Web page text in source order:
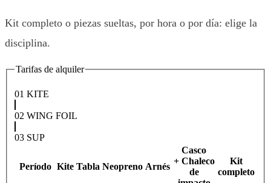
Kit completo o piezas sueltas, por hora o por día: elige la
disciplina.
Tarifas de alquiler
01 KITE
02 WING FOIL
03 SUP
Período Kite Tabla Neopreno Arnés
Casco
+ Chaleco
de
Kit
completo